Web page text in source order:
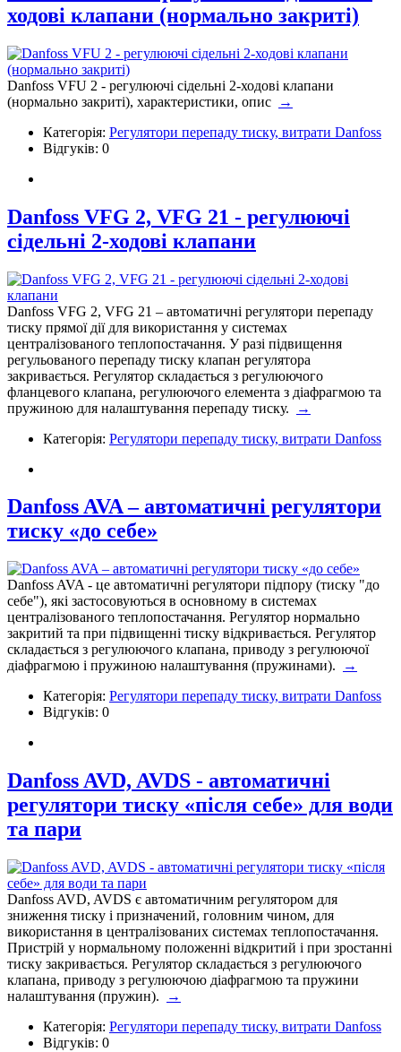
ходові клапани (нормально закриті)
Danfoss VFU 2 - регулюючі сідельні 2-ходові клапани
(нормально закриті), характеристики, опис
→
Категорія: Регулятори перепаду тиску, витрати Danfoss
Відгуків: 0
Danfoss VFG 2, VFG 21 - регулюючі
сідельні 2-ходові клапани
Danfoss VFG 2, VFG 21 – автоматичні регулятори перепаду
тиску прямої дії для використання у системах
централізованого теплопостачання. У разі підвищення
регульованого перепаду тиску клапан регулятора
закривається. Регулятор складається з регулюючого
фланцевого клапана, регулюючого елемента з діафрагмою та
пружиною для налаштування перепаду тиску.
→
Категорія: Регулятори перепаду тиску, витрати Danfoss
Danfoss AVA – автоматичні регулятори
тиску «до себе»
Danfoss AVA - це автоматичні регулятори підпору (тиску "до
себе"), які застосовуються в основному в системах
централізованого теплопостачання. Регулятор нормально
закритий та при підвищенні тиску відкривається. Регулятор
складається з регулюючого клапана, приводу з регулюючої
діафрагмою і пружиною налаштування (пружинами).
→
Категорія: Регулятори перепаду тиску, витрати Danfoss
Відгуків: 0
Danfoss AVD, AVDS - автоматичні
регулятори тиску «після себе» для води
та пари
Danfoss AVD, AVDS є автоматичним регулятором для
зниження тиску і призначений, головним чином, для
використання в централізованих системах теплопостачання.
Пристрій у нормальному положенні відкритий і при зростанні
тиску закривається. Регулятор складається з регулюючого
клапана, приводу з регулюючою діафрагмою та пружини
налаштування (пружин).
→
Категорія: Регулятори перепаду тиску, витрати Danfoss
Відгуків: 0